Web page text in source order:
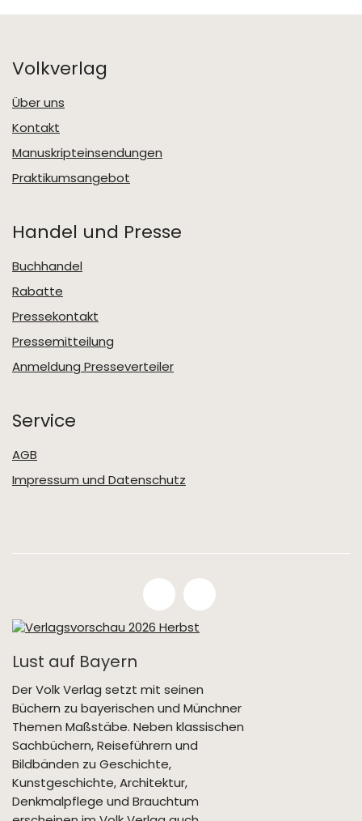
Volkverlag
Über uns
Kontakt
Manuskripteinsendungen
Praktikumsangebot
Handel und Presse
Buchhandel
Rabatte
Pressekontakt
Pressemitteilung
Anmeldung Presseverteiler
Service
AGB
Impressum und Datenschutz
Lust auf Bayern
Der Volk Verlag setzt mit seinen
Büchern zu bayerischen und Münchner
Themen Maßstäbe. Neben klassischen
Sachbüchern, Reiseführern und
Bildbänden zu Geschichte,
Kunstgeschichte, Architektur,
Denkmalpflege und Brauchtum